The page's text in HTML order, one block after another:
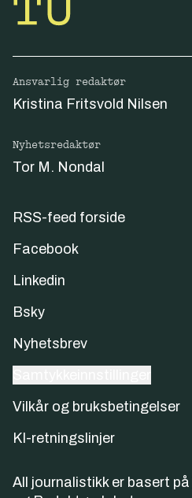
Ansvarlig redaktør
Kristina Fritsvold Nilsen
Nyhetsredaktør
Tor M. Nondal
RSS-feed forside
Facebook
Linkedin
Bsky
Nyhetsbrev
Vilkår og bruksbetingelser
KI-retningslinjer
All journalistikk er basert på